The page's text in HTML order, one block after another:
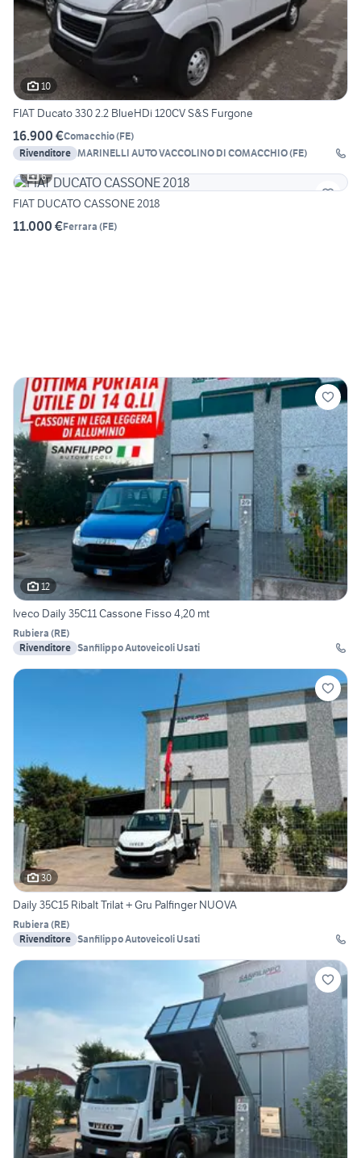
10
FIAT Ducato 330 2.2 BlueHDi 120CV S&S Furgone
16.900 €Comacchio(FE)
Rivenditore MARINELLI AUTO VACCOLINO DI COMACCHIO (FE)
6
FIAT DUCATO CASSONE 2018
11.000 €Ferrara (FE)
12
Iveco Daily 35C11 Cassone Fisso 4,20 mt
Rubiera (RE)
Rivenditore Sanfilippo Autoveicoli Usati
30
Daily 35C15 Ribalt Trilat + Gru Palfinger NUOVA
Rubiera (RE)
Rivenditore Sanfilippo Autoveicoli Usati